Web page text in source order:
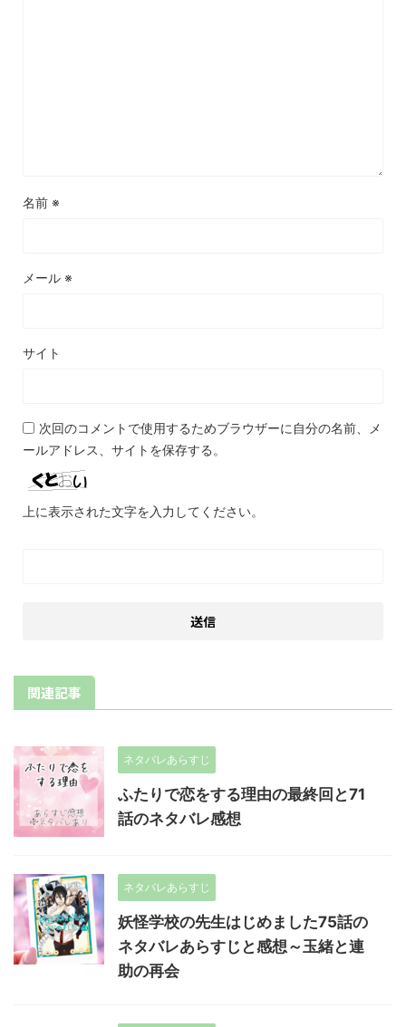
名前 ※
メール ※
サイト
次回のコメントで使用するためブラウザーに自分の名前、メ
ールアドレス、サイトを保存する。
上に表示された文字を入力してください。
関連記事
ネタバレあらすじ
ふたりで恋をする理由の最終回と71
話のネタバレ感想
ネタバレあらすじ
妖怪学校の先生はじめました75話の
ネタバレあらすじと感想～玉緒と連
助の再会